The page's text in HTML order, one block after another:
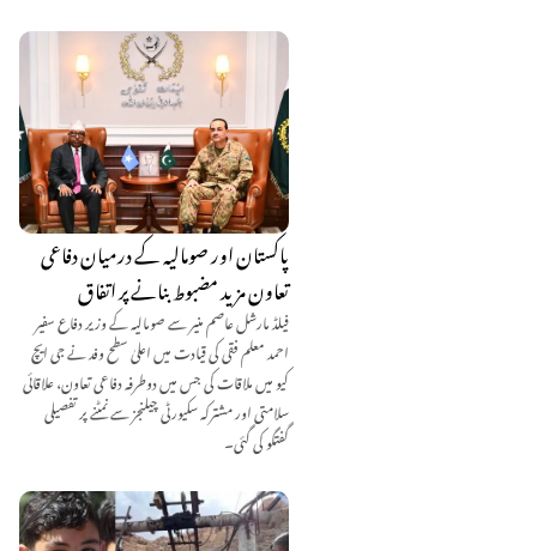
پاکستان اور صومالیہ کے درمیان دفاعی
تعاون مزید مضبوط بنانے پر اتفاق
فیلڈ مارشل عاصم منیر سے صومالیہ کے وزیر دفاع سفیر
احمد معلم فقی کی قیادت میں اعلیٰ سطح وفد نے جی ایچ
کیو میں ملاقات کی جس میں دوطرفہ دفاعی تعاون، علاقائی
سلامتی اور مشترکہ سکیورٹی چیلنجز سے نمٹنے پر تفصیلی
گفتگو کی گئی۔